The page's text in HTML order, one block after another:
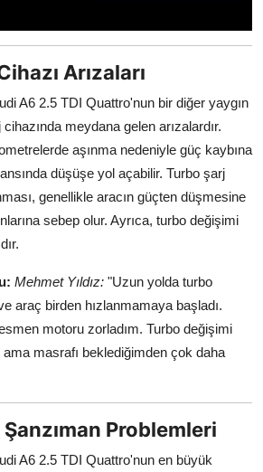
Arızaları
A6 2.5 TDI Quattro'nun bir diğer yaygın
meydana gelen arızalardır.
aşınma nedeniyle güç kaybına
düşüşe yol açabilir. Turbo şarj
genellikle aracın güçten düşmesine
sebep olur. Ayrıca, turbo değişimi
Mehmet Yıldız: "Uzun yolda turbo
araç birden hızlanmamaya başladı.
motoru zorladım. Turbo değişimi
masrafı beklediğimden çok daha
Problemleri
A6 2.5 TDI Quattro'nun en büyük